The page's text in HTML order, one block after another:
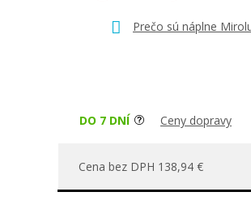
Prečo sú náplne
DO 7 DNÍ Ceny dopravy
Cena bez DPH 138,94 €